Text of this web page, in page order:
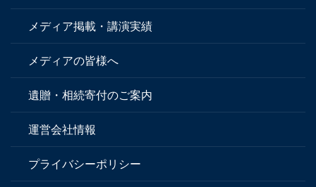
メディア掲載・講演実績
メディアの皆様へ
遺贈・相続寄付のご案内
運営会社情報
プライバシーポリシー